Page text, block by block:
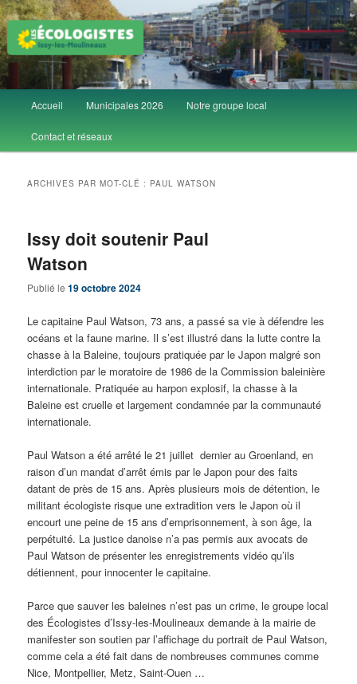
Aller
au
contenu
principal
Aller
au
contenu
secondaireLes Écolos d'Issy
Groupe local Les Écologistes d'Issy-les-Moulineaux
principal
Accueil Municipales 2026 Notre groupe local
Contact et réseaux
ARCHIVES PAR MOT-CLÉ : PAUL WATSON
Issy doit soutenir Paul
Watson
Publié le19 octobre 2024
Le capitaine Paul Watson, 73 ans, a passé sa vie à défendre les
océans et la faune marine. Il s’est illustré dans la lutte contre la
chasse à la Baleine, toujours pratiquée par le Japon malgré son
interdiction par le moratoire de 1986 de la Commission baleinière
internationale. Pratiquée au harpon explosif, la chasse à la
Baleine est cruelle et largement condamnée par la communauté
internationale.
Paul Watson a été arrêté le 21 juillet dernier au Groenland, en
raison d’un mandat d’arrêt émis par le Japon pour des faits
datant de près de 15 ans. Après plusieurs mois de détention, le
militant écologiste risque une extradition vers le Japon où il
encourt une peine de 15 ans d’emprisonnement, à son âge, la
perpétuité. La justice danoise n’a pas permis aux avocats de
Paul Watson de présenter les enregistrements vidéo qu’ils
détiennent, pour innocenter le capitaine.
Parce que sauver les baleines n’est pas un crime, le groupe local
des Écologistes d’Issy-les-Moulineaux demande à la mairie de
manifester son soutien par l’affichage du portrait de Paul Watson,
comme cela a été fait dans de nombreuses communes comme
Nice, Montpellier, Metz, Saint-Ouen …